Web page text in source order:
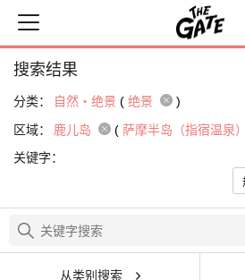
搜索结果
分类： 自然・绝景 ( 绝景
)
区域：
鹿儿岛 ( 萨摩半岛（指宿温泉）
关键字：
从类别搜索